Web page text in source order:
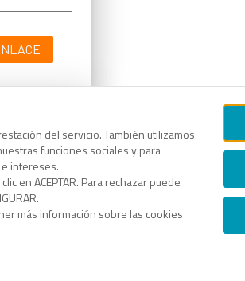
del servicio. También utilizamos
funciones sociales y para
intereses.
en ACEPTAR. Para rechazar puede
más información sobre las cookies